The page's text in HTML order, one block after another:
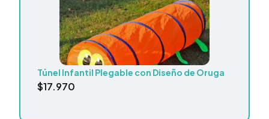
Túnel Infantil Plegable con Diseño de Oruga
$17.970